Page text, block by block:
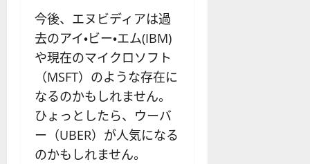
今後、エヌビディアは過
去のアイ・ビー・エム(IBM)
や現在のマイクロソフト
（MSFT）のような存在に
なるのかもしれません。
ひょっとしたら、ウーバ
ー（UBER）が人気になる
のかもしれません。